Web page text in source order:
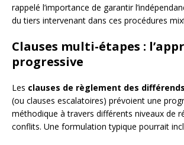
rappelé l’importance de garantir
du tiers intervenant dans ces procédures
Clauses multi-étapes :
progressive
Les clauses de règlement des
(ou clauses escalatoires) prévoient une
méthodique à travers différents niveaux de
conflits. Une formulation typique pourrait